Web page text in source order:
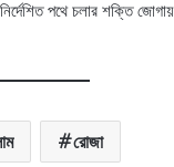
পথে চলার শক্তি
রোজা